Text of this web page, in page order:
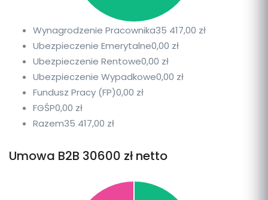
Wynagrodzenie Pracownika35 417,00 zł
Ubezpieczenie Emerytalne0,00 zł
Ubezpieczenie Rentowe0,00 zł
Ubezpieczenie Wypadkowe0,00 zł
Fundusz Pracy (FP)0,00 zł
FGŚP0,00 zł
Razem35 417,00 zł
Umowa B2B 30600 zł netto